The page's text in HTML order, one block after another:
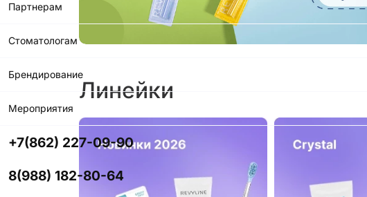
Партнерам
Стоматологам
Брендирование
Мероприятия
+7(862) 227-09-90
8(988) 182-80-64
Линейки